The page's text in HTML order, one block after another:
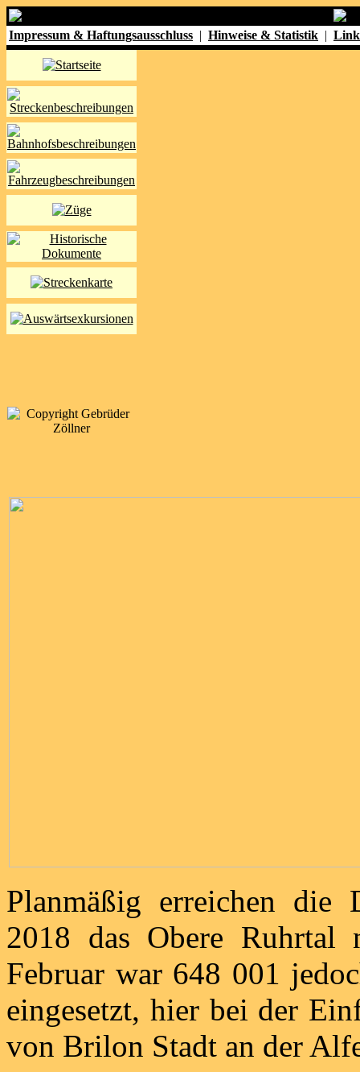
Impressum & Haftungsausschluss | Hinweise & Statistik |
Planmäßig erreichen die
2018 das Obere
Februar war 648 001
eingesetzt, hier bei der
von Brilon Stadt an der